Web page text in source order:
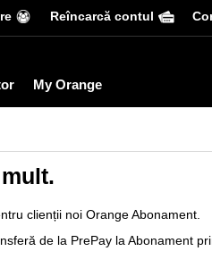
Reîncarcă contul
My Orange
clienții noi Orange Abonament.
de la PrePay la Abonament